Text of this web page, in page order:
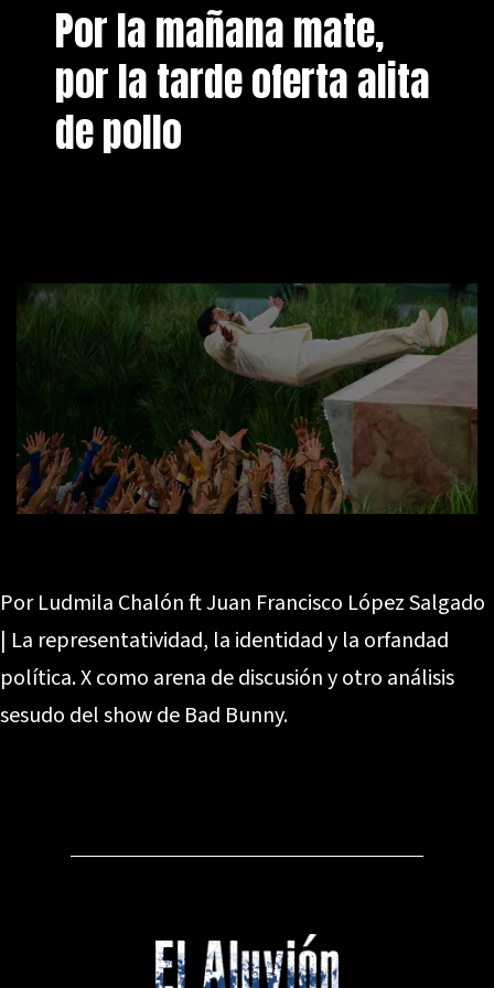
Por la mañana mate,
por la tarde oferta alita
de pollo
Por Ludmila Chalón ft Juan Francisco López Salgado
| La representatividad, la identidad y la orfandad
política. X como arena de discusión y otro análisis
sesudo del show de Bad Bunny.